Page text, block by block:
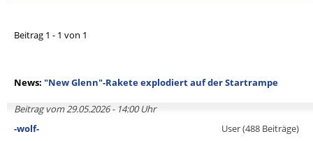
Beitrag 1 - 1 von 1
News: "New Glenn"-Rakete explodiert auf der Startrampe
Beitrag vom 29.05.2026 - 14:00 Uhr
-wolf-
User (488 Beiträge)